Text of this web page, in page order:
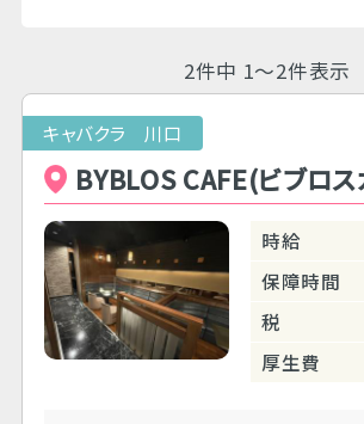
2件中 1～2件表示
キャバクラ 川口
BYBLOS CAFE(ビブロス
時給
保障時間
税
厚生費